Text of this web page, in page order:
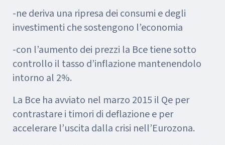
-ne deriva una ripresa dei consumi e degli
investimenti che sostengono l’economia
-con l’aumento dei prezzi la Bce tiene sotto
controllo il tasso d’inflazione mantenendolo
intorno al 2%.
La Bce ha avviato nel marzo 2015 il Qe per
contrastare i timori di deflazione e per
accelerare l’uscita dalla crisi nell’Eurozona.